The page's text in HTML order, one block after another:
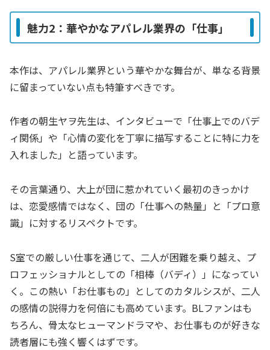
魅力2：華やかなアパレル業界の「仕事」
本作は、アパレル業界という華やかな舞台が、単なる背景
に留まっていない点も特筆すべきです。
作者の朝生ヤヲ先生は、インタビューで「仕事上でのバデ
ィ関係」や「心情の変化を丁寧に描写することに特に力を
入れました」と語っています。
その言葉通り、大上が団に惹かれていく最初のきっかけ
は、恋愛感情ではなく、団の「仕事への熱量」と「プロ意
識」に対するリスペクトです。
S室での厳しい仕事を通じて、二人が困難を乗り越え、プ
ロフェッショナルとしての「相棒（バディ）」になってい
く。この熱い「お仕事もの」としてのカタルシスが、二人
の感情の説得力を何倍にも高めています。BLファンはも
ちろん、骨太なヒューマンドラマや、お仕事ものが好きな
読者層にも強く響くはずです。